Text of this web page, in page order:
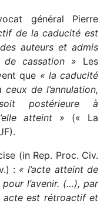
général Pierre
de la caducité est
auteurs et admis
cassation » Les
que « la caducité
de l’annulation,
postérieure à
atteint » (« La
(in Rep. Proc. Civ.
: « l’acte atteint de
l’avenir. (…), par
acte est rétroactif et